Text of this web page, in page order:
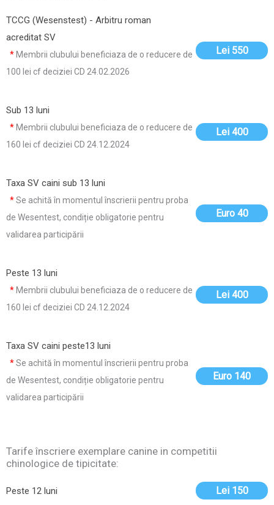
TCCG (Wesenstest) - Arbitru roman
acreditat SV
* Membrii clubului beneficiaza de o reducere de
100 lei cf deciziei CD 24.02.2026
Lei 550
Sub 13 luni
* Membrii clubului beneficiaza de o reducere de
160 lei cf deciziei CD 24.12.2024
Lei 400
Taxa SV caini sub 13 luni
*Se achită în momentul înscrierii pentru proba
de Wesentest, condiție obligatorie pentru
validarea participării
Euro 40
Peste 13 luni
* Membrii clubului beneficiaza de o reducere de
160 lei cf deciziei CD 24.12.2024
Lei 400
Taxa SV caini peste13 luni
*Se achită în momentul înscrierii pentru proba
de Wesentest, condiție obligatorie pentru
validarea participării
Euro 140
Tarife înscriere exemplare canine in competitii
chinologice de tipicitate:
Peste 12 luni Lei 150